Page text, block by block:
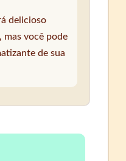
delicioso
mas você pode
de sua